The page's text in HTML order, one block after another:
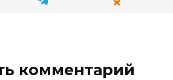
комментарий